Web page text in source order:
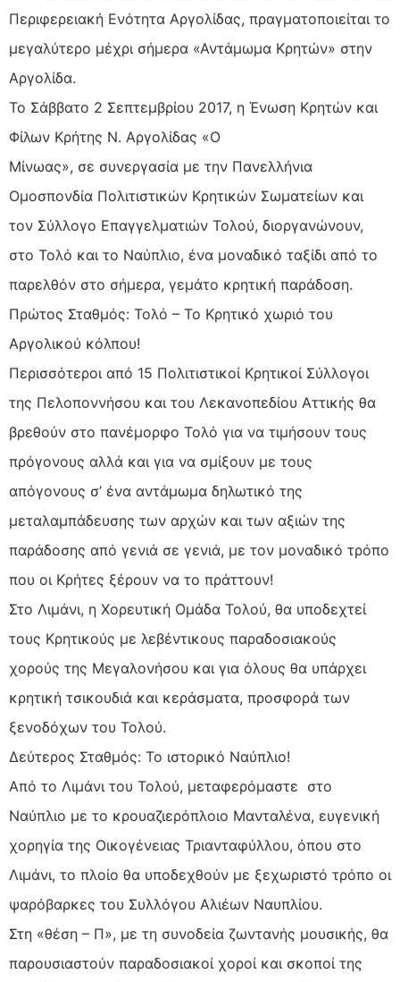
Περιφερειακή Ενότητα Αργολίδας, πραγματοποιείται το
μεγαλύτερο μέχρι σήμερα «Αντάμωμα Κρητών» στην
Αργολίδα.
Το Σάββατο 2 Σεπτεμβρίου 2017, η Ένωση Κρητών και
Φίλων Κρήτης Ν. Αργολίδας «Ο
Μίνωας», σε συνεργασία με την Πανελλήνια
Ομοσπονδία Πολιτιστικών Κρητικών Σωματείων και
τον Σύλλογο Επαγγελματιών Τολού, διοργανώνουν,
στο Τολό και το Ναύπλιο, ένα μοναδικό ταξίδι από το
παρελθόν στο σήμερα, γεμάτο κρητική παράδοση.
Πρώτος Σταθμός: Τολό – Το Κρητικό χωριό του
Αργολικού κόλπου!
Περισσότεροι από 15 Πολιτιστικοί Κρητικοί Σύλλογοι
της Πελοποννήσου και του Λεκανοπεδίου Αττικής θα
βρεθούν στο πανέμορφο Τολό για να τιμήσουν τους
πρόγονους αλλά και για να σμίξουν με τους
απόγονους σ’ ένα αντάμωμα δηλωτικό της
μεταλαμπάδευσης των αρχών και των αξιών της
παράδοσης από γενιά σε γενιά, με τον μοναδικό τρόπο
που οι Κρήτες ξέρουν να το πράττουν!
Στο Λιμάνι, η Χορευτική Ομάδα Τολού, θα υποδεχτεί
τους Κρητικούς με λεβέντικους παραδοσιακούς
χορούς της Μεγαλονήσου και για όλους θα υπάρχει
κρητική τσικουδιά και κεράσματα, προσφορά των
ξενοδόχων του Τολού.
Δεύτερος Σταθμός: Το ιστορικό Ναύπλιο!
Από το Λιμάνι του Τολού, μεταφερόμαστε στο
Ναύπλιο με το κρουαζιερόπλοιο Μανταλένα, ευγενική
χορηγία της Οικογένειας Τριανταφύλλου, όπου στο
Λιμάνι, το πλοίο θα υποδεχθούν με ξεχωριστό τρόπο οι
ψαρόβαρκες του Συλλόγου Αλιέων Ναυπλίου.
Στη «θέση – Π», με τη συνοδεία ζωντανής μουσικής, θα
παρουσιαστούν παραδοσιακοί χοροί και σκοποί της